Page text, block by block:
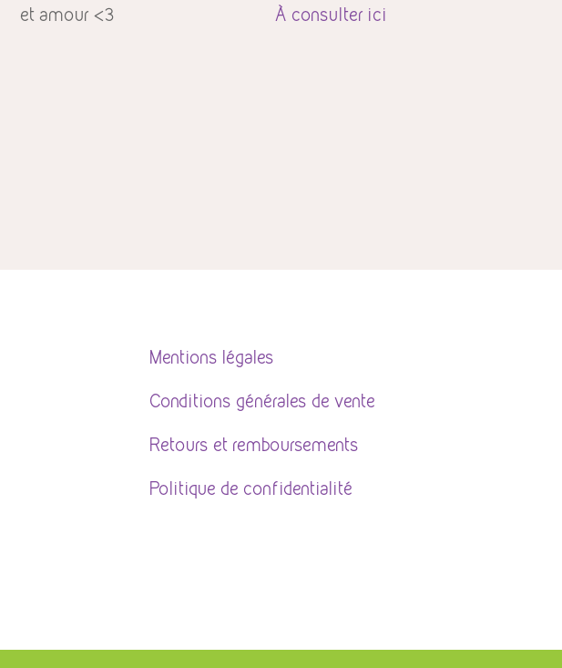
et amour <3 À consulter ici
Mentions légales
Conditions générales de vente
Retours et remboursements
Politique de confidentialité